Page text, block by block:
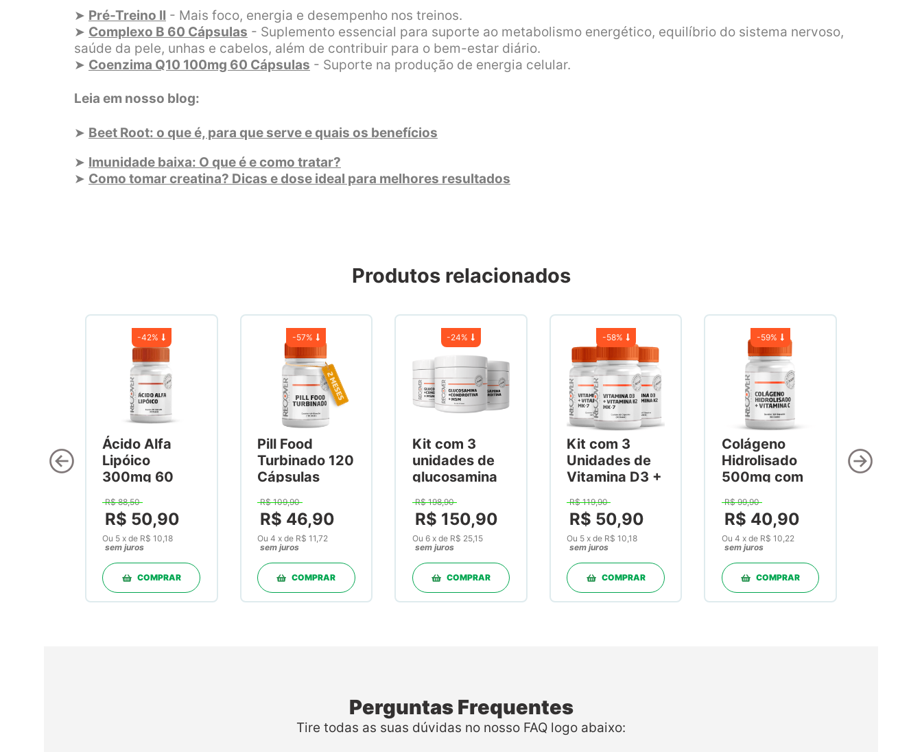
➤ Pré-Treino II - Mais foco, energia e desempenho nos treinos.
➤ Complexo B 60 Cápsulas - Suplemento essencial para suporte ao metabolismo energético, equilíbrio do sistema nervoso,
saúde da pele, unhas e cabelos, além de contribuir para o bem-estar diário.
➤ Coenzima Q10 100mg 60 Cápsulas - Suporte na produção de energia celular.
Leia em nosso blog:
➤ Beet Root: o que é, para que serve e quais os benefícios
➤ Imunidade baixa: O que é e como tratar?
➤ Como tomar creatina? Dicas e dose ideal para melhores resultados
Produtos relacionados
-42%
Ácido Alfa
Lipóico
300mg 60
R$ 88,50
R$ 50,90
Ou 5 x de R$ 10,18
sem juros
COMPRAR
-57%
Pill Food
Turbinado 120
Cápsulas
R$ 109,90
R$ 46,90
Ou4 x de R$ 11,72
sem juros
COMPRAR
-24%
Kit com 3
unidades de
glucosamina
condroitina
1200mg +
msm 600mg
30 Doses em
Pó
R$ 198,90
R$ 150,90
Ou 6 xde R$ 25,15
sem juros
COMPRAR
-58%
Kit com 3
Unidades de
Vitamina D3 +
Mk-7 60
Cápsulas
R$ 119,90
R$ 50,90
Ou 5 x de R$ 10,18
sem juros
COMPRAR
-59%
Colágeno
Hidrolisado
500mg com
300mg 120
Cápsulas
R$ 99,90
R$ 40,90
Ou 4 xde R$ 10,22
sem juros
COMPRAR
Perguntas Frequentes
Tire todas as suas dúvidas no nosso FAQ logo abaixo: